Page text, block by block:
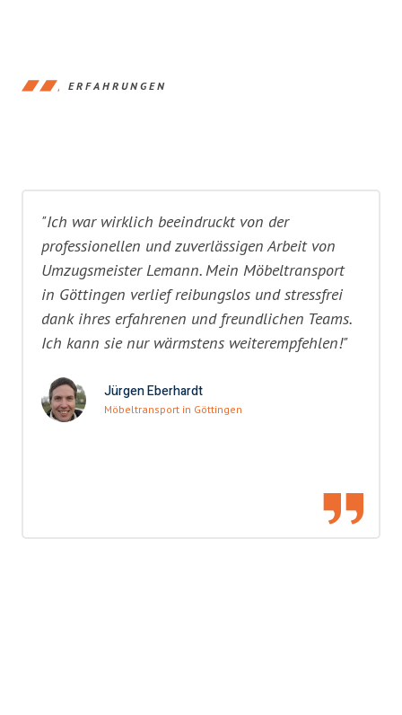
ERFAHRUNGEN
"Ich war wirklich beeindruckt von der
professionellen und zuverlässigen Arbeit von
Umzugsmeister Lemann. Mein Möbeltransport
in Göttingen verlief reibungslos und stressfrei
dank ihres erfahrenen und freundlichen Teams.
Ich kann sie nur wärmstens weiterempfehlen!"
Jürgen Eberhardt
Möbeltransport in Göttingen